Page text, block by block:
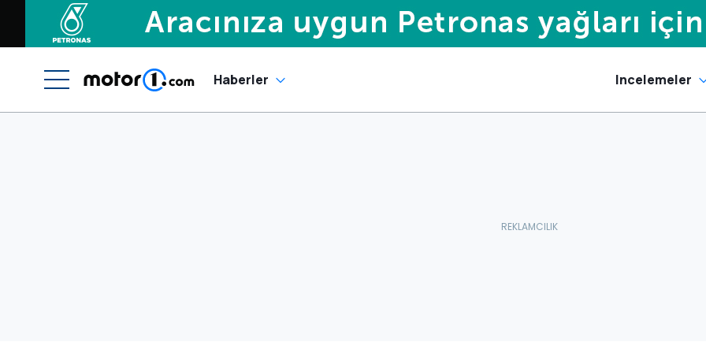
Haberler Incelemeler